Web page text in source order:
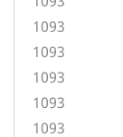
1093
1093
1093
1093
1093